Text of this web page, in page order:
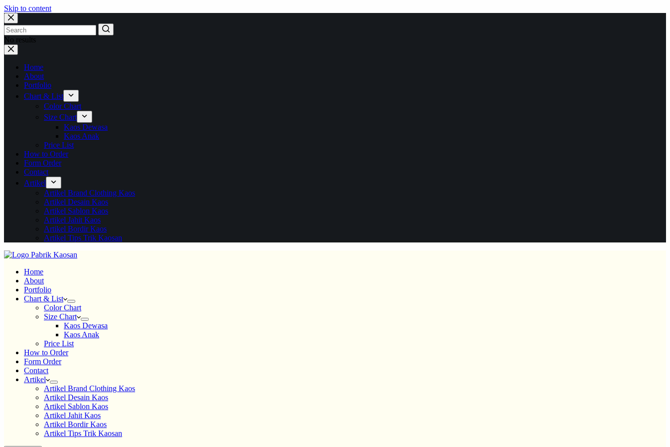
Skip to content
No results
Home
About
Portfolio
Chart & List
Color Chart
Size Chart
Kaos Dewasa
Kaos Anak
Price List
How to Order
Form Order
Contact
Artikel
Artikel Brand Clothing Kaos
Artikel Desain Kaos
Artikel Sablon Kaos
Artikel Jahit Kaos
Artikel Bordir Kaos
Artikel Tips Trik Kaosan
Home
About
Portfolio
Chart & List
Color Chart
Size Chart
Kaos Dewasa
Kaos Anak
Price List
How to Order
Form Order
Contact
Artikel
Artikel Brand Clothing Kaos
Artikel Desain Kaos
Artikel Sablon Kaos
Artikel Jahit Kaos
Artikel Bordir Kaos
Artikel Tips Trik Kaosan